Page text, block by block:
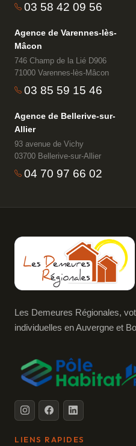
03 58 42 09 56
Agence de Varennes-lès-
Mâcon
746 Champ de la Lié D906
71000 Varennes-lès-Mâcon
03 85 59 15 46
Agence de Bellerive-sur-
Allier
93 avenue de Vichy
03700 Bellerive-sur-Allier
04 70 97 66 02
Les Demeures Régionales,
individuelles en Auvergne et
LIENS RAPIDES